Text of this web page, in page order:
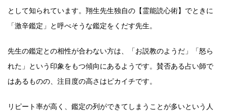
として知られています。翔生先生独自の【霊能読心術】でときに
「激辛鑑定」と呼べそうな鑑定をくだす先生。
先生の鑑定との相性が合わない方は、「お説教のようだ」「怒ら
れた」という印象をもつ傾向にあるようです。賛否ある占い師で
はあるものの、注目度の高さはピカイチです。
リピート率が高く、鑑定の列ができてしまうことが多いという人